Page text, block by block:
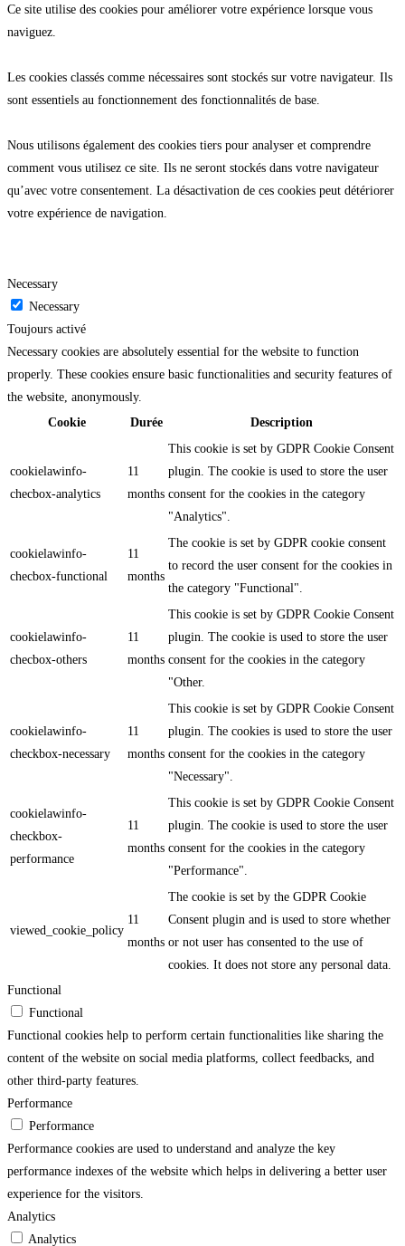
Ce site utilise des cookies pour améliorer votre expérience lorsque vous
naviguez.
Les cookies classés comme nécessaires sont stockés sur votre navigateur. Ils
sont essentiels au fonctionnement des fonctionnalités de base.
Nous utilisons également des cookies tiers pour analyser et comprendre
comment vous utilisez ce site. Ils ne seront stockés dans votre navigateur
qu’avec votre consentement. La désactivation de ces cookies peut détériorer
votre expérience de navigation.
Necessary
Necessary
Toujours activé
Necessary cookies are absolutely essential for the website to function
properly. These cookies ensure basic functionalities and security features of
the website, anonymously.
Cookie
Durée Description
cookielawinfo-
checbox-analytics
11
months
This cookie is set by GDPR Cookie Consent
plugin. The cookie is used to store the user
consent for the cookies in the category
"Analytics".
cookielawinfo-
checbox-functional
11
months
The cookie is set by GDPR cookie consent
to record the user consent for the cookies in
the category "Functional".
cookielawinfo-
checbox-others
11
months
This cookie is set by GDPR Cookie Consent
plugin. The cookie is used to store the user
consent for the cookies in the category
"Other.
cookielawinfo-
checkbox-necessary
11
months
This cookie is set by GDPR Cookie Consent
plugin. The cookies is used to store the user
consent for the cookies in the category
"Necessary".
cookielawinfo-
checkbox-
performance
11
months
This cookie is set by GDPR Cookie Consent
plugin. The cookie is used to store the user
consent for the cookies in the category
"Performance".
viewed_cookie_policy
11
months
The cookie is set by the GDPR Cookie
Consent plugin and is used to store whether
or not user has consented to the use of
cookies. It does not store any personal data.
Functional
Functional
Functional cookies help to perform certain functionalities like sharing the
content of the website on social media platforms, collect feedbacks, and
other third-party features.
Performance
Performance
Performance cookies are used to understand and analyze the key
performance indexes of the website which helps in delivering a better user
experience for the visitors.
Analytics
Analytics